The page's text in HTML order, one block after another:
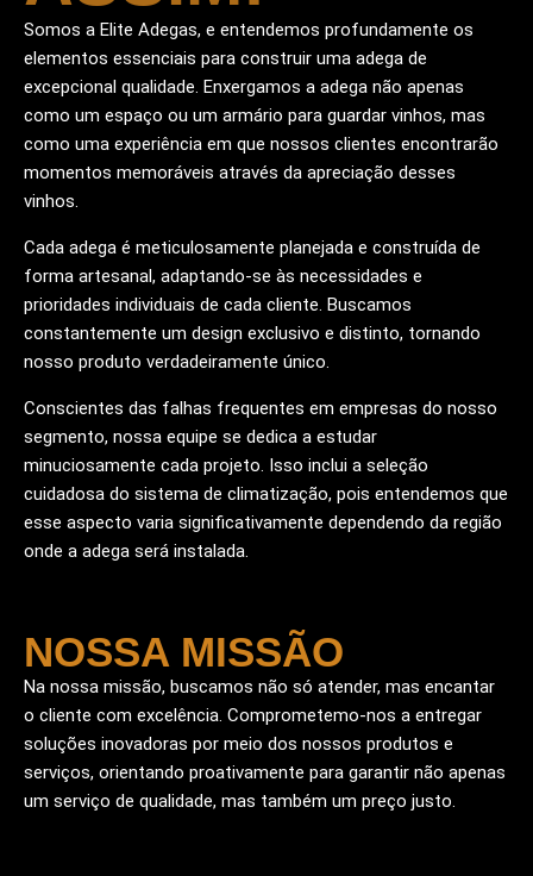
Somos a Elite Adegas, e entendemos profundamente os
elementos essenciais para construir uma adega de
excepcional qualidade. Enxergamos a adega não apenas
como um espaço ou um armário para guardar vinhos, mas
como uma experiência em que nossos clientes encontrarão
momentos memoráveis através da apreciação desses
vinhos.
Cada adega é meticulosamente planejada e construída de
forma artesanal, adaptando-se às necessidades e
prioridades individuais de cada cliente. Buscamos
constantemente um design exclusivo e distinto, tornando
nosso produto verdadeiramente único.
Conscientes das falhas frequentes em empresas do nosso
segmento, nossa equipe se dedica a estudar
minuciosamente cada projeto. Isso inclui a seleção
cuidadosa do sistema de climatização, pois entendemos que
esse aspecto varia significativamente dependendo da região
onde a adega será instalada.
NOSSA MISSÃO
Na nossa missão, buscamos não só atender, mas encantar
o cliente com excelência. Comprometemo-nos a entregar
soluções inovadoras por meio dos nossos produtos e
serviços, orientando proativamente para garantir não apenas
um serviço de qualidade, mas também um preço justo.